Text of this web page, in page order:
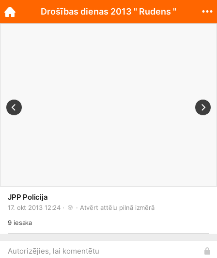
JPP Policija
17. okt 2013 12:24 · · Atvērt attēlu pilnā izmērā
9iesaka
Autorizējies, lai komentētu
Drošības dienas 2013 " Rudens "